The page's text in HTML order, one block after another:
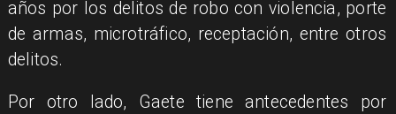
años por los delitos de robo con violencia, porte
de armas, microtráfico, receptación, entre otros
delitos.
Por otro lado, Gaete tiene antecedentes por